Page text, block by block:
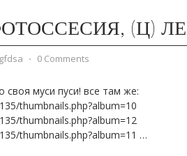
(Ц)
gfdsa ⋅ 0 Comments
своя муси пуси! все там же:
thumbnails.php?album=10
thumbnails.php?album=12
thumbnails.php?album=11 …